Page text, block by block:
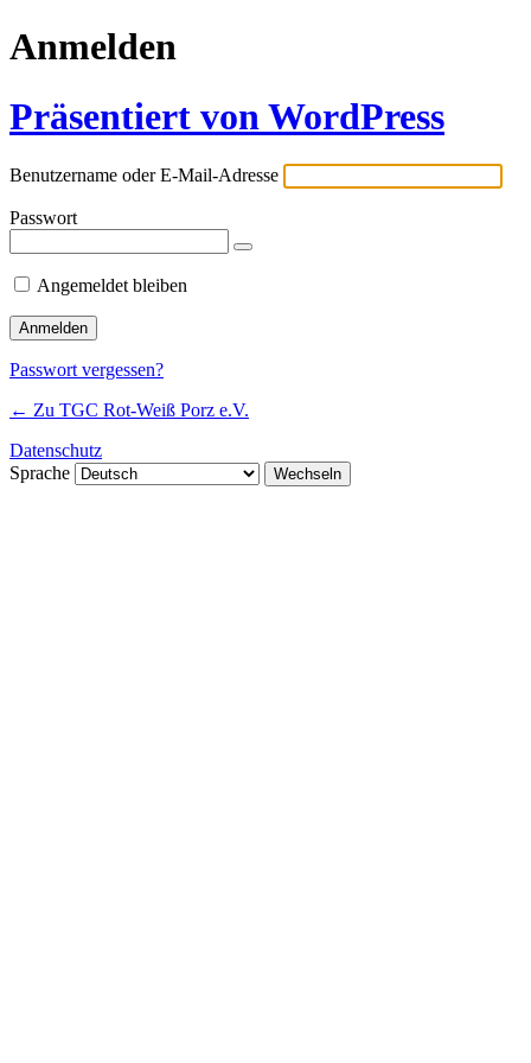
Anmelden
Präsentiert von WordPress
Benutzername oder E-Mail-Adresse
Passwort
Angemeldet bleiben
Passwort vergessen?
← Zu TGC Rot-Weiß Porz e.V.
Datenschutz
Sprache